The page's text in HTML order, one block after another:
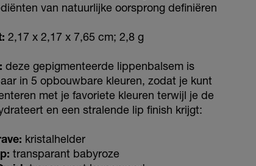
van natuurlijke oorsprong definiëren
2,17 x 2,17 x 7,65 cm; 2,8 g
deze gepigmenteerde lippenbalsem is
in 5 opbouwbare kleuren, zodat je kunt
met je favoriete kleuren terwijl je de
en een stralende lip finish krijgt:
kristalhelder
transparant babyroze